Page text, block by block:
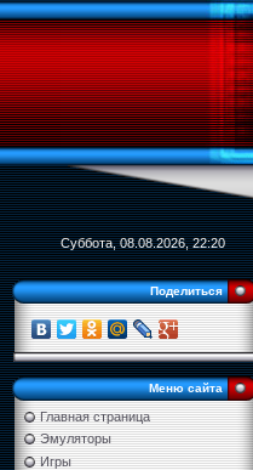
Суббота, 08.08.2026, 22:20
Поделиться
Меню сайта
Главная страница
Эмуляторы
Игры